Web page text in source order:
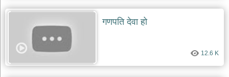
lal
देव
गणपति देवा हो
12.6 K